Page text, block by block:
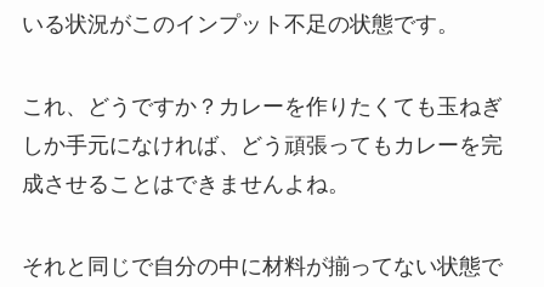
いる状況がこのインプット不足の状態です。
これ、どうですか？カレーを作りたくても玉ねぎ
しか手元になければ、どう頑張ってもカレーを完
成させることはできませんよね。
それと同じで自分の中に材料が揃ってない状態で